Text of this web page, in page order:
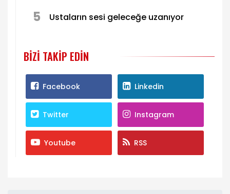
5 Ustaların sesi geleceğe uzanıyor
BIZI TAKIP EDIN
Facebook Linkedin
Twitter Instagram
Youtube RSS